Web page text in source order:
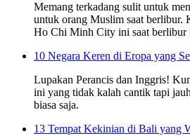
Memang terkadang sulit untuk
untuk orang Muslim saat berlibur.
Ho Chi Minh City ini saat berlibur
10 Negara Keren di Eropa yang
Lupakan Perancis dan Inggris!
ini yang tidak kalah cantik tapi
biasa saja.
13 Tempat Kekinian di Bali yang